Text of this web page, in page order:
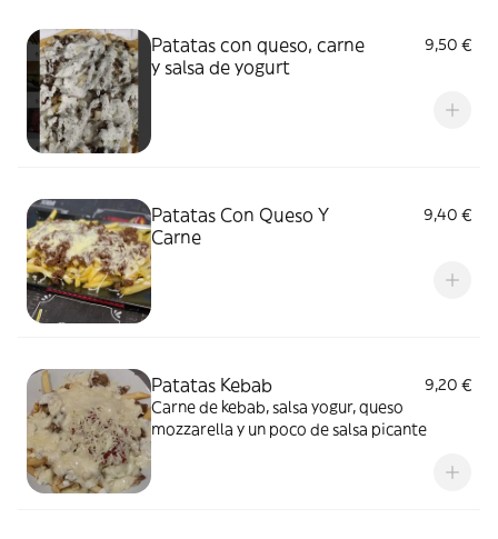
Patatas con queso, carne
y salsa de yogurt
9,50 €
Patatas Con Queso Y
Carne
9,40 €
Patatas Kebab
9,20 €
Carne de kebab, salsa yogur, queso
mozzarella y un poco de salsa picante